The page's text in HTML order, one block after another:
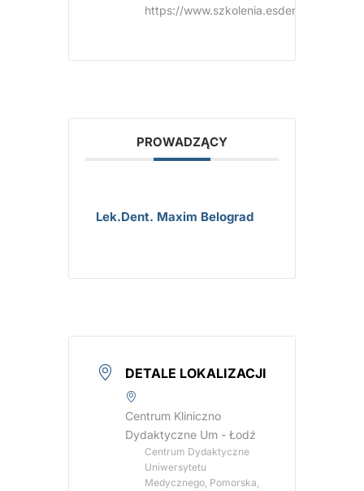
https://www.szkolenia.esdent.pl/
PROWADZĄCY
Lek.dent. Maxim Belograd
DETALE LOKALIZACJI
Centrum Kliniczno
Dydaktyczne Um - Łodź
Centrum Dydaktyczne
Uniwersytetu
Medycznego, Pomorska,